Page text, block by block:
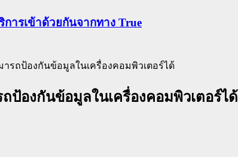
การเข้าด้วยกันจากทาง True
ารถป้องกันข้อมูลในเครื่องคอมพิวเตอร์ได้
ป้องกันข้อมูลในเครื่องคอมพิวเตอร์ได้